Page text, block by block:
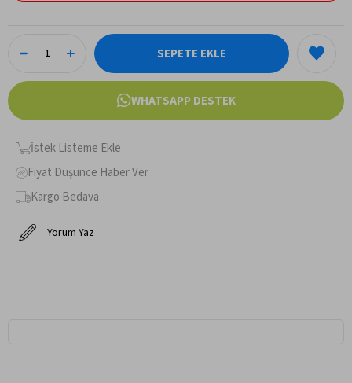
WHATSAPP DESTEK
İstek Listeme Ekle
Fiyat Düşünce Haber Ver
Kargo Bedava
Yorum Yaz